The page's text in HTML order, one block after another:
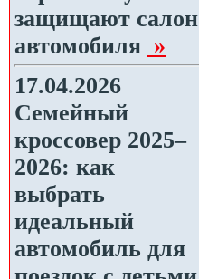
защищают салон
автомобиля »
17.04.2026
Семейный
кроссовер 2025–
2026: как
выбрать
идеальный
автомобиль для